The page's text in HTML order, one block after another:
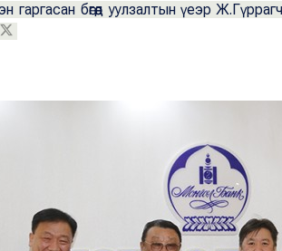
гаргасан бөгөөд уулзалтын үеэр